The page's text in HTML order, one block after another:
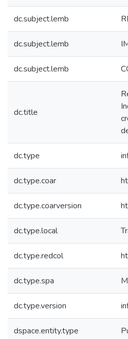
dc.subject.lemb
dc.subject.lemb
dc.subject.lemb
dc.title
dc.type
dc.type.coar
dc.type.coarversion
dc.type.local
dc.type.redcol
dc.type.spa
dc.type.version
dspace.entity.type